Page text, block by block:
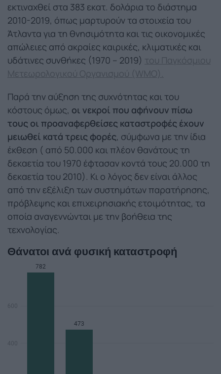
εκτιναχθεί στα 383 εκατ. δολάρια το διάστημα
2010-2019, όπως μαρτυρούν τα στοιχεία του
Άτλαντα για τη θνησιμότητα και τις οικονομικές
απώλειες από ακραίες καιρικές, κλιματικές και
υδάτινες συνθήκες (1970 – 2019) του Παγκόσμιου
Μετεωρολογικού Οργανισμού (WMO).
Παρά την αύξηση της συχνότητας και του
κόστους όμως, οι νεκροί που αφήνουν πίσω
τους οι προαναφερθείσες καταστροφές έχουν
μειωθεί κατά τρεις φορές, σύμφωνα με την ίδια
έκθεση ( από 50.000 και πλέον θανάτους τη
δεκαετία του 1970 έφτασαν κοντά τους 20.000 τη
δεκαετία του 2010). Κι ο λόγος δεν είναι άλλος
από την εξέλιξη των συστημάτων παρατήρησης,
πρόβλεψης και επιχειρησιακής ετοιμότητας, τα
οποία αναγεννώνται με την βοήθεια της
τεχνολογίας.